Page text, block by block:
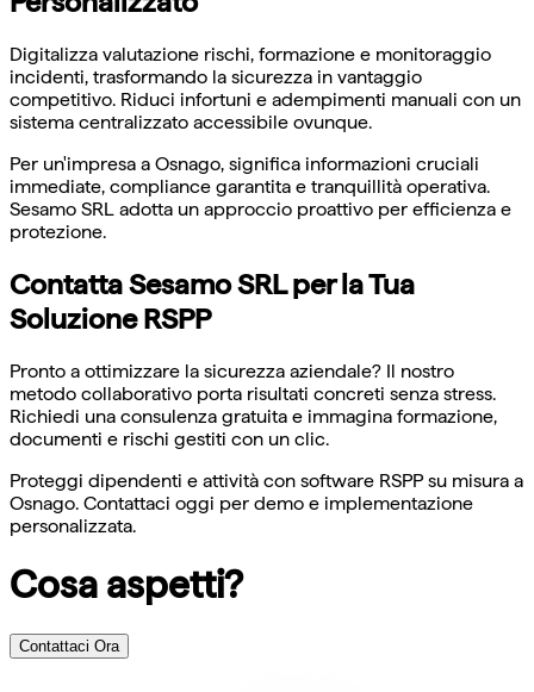
Digitalizza valutazione rischi, formazione e monitoraggio
incidenti, trasformando la sicurezza in vantaggio
competitivo. Riduci infortuni e adempimenti manuali con un
sistema centralizzato accessibile ovunque.
Per un'impresa a Osnago, significa informazioni cruciali
immediate, compliance garantita e tranquillità operativa.
Sesamo SRL adotta un approccio proattivo per efficienza e
protezione.
Contatta Sesamo SRL per la Tua
Soluzione RSPP
Pronto a ottimizzare la sicurezza aziendale? Il nostro
metodo collaborativo porta risultati concreti senza stress.
Richiedi una consulenza gratuita e immagina formazione,
documenti e rischi gestiti con un clic.
Proteggi dipendenti e attività con software RSPP su misura a
Osnago. Contattaci oggi per demo e implementazione
personalizzata.
Cosa aspetti?
Contattaci Ora